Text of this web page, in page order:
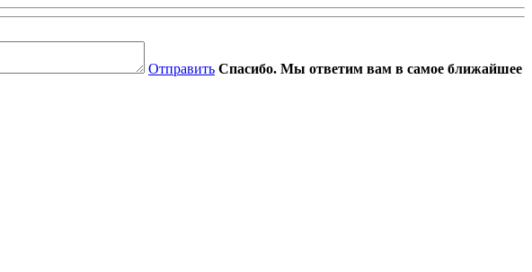
Отправить Спасибо. Мы ответим вам в самое ближайшее